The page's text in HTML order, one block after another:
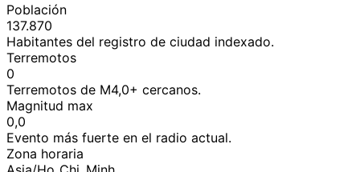
Población
137.870
Habitantes del registro de ciudad indexado.
Terremotos
0
Terremotos de M4,0+ cercanos.
Magnitud max
0,0
Evento más fuerte en el radio actual.
Zona horaria